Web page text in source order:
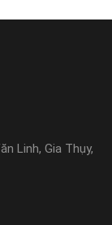
Linh, Gia Thụy,